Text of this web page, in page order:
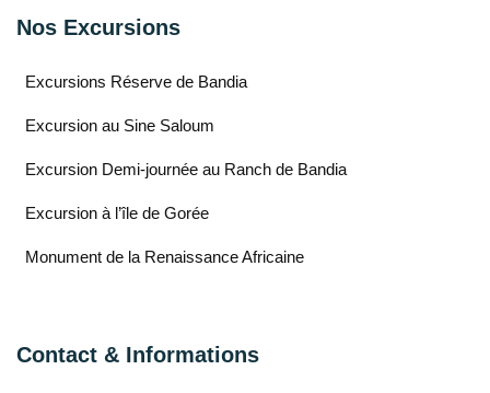
Nos Excursions
Excursions Réserve de Bandia
Excursion au Sine Saloum
Excursion Demi-journée au Ranch de Bandia
Excursion à l’île de Gorée
Monument de la Renaissance Africaine
Contact & Informations